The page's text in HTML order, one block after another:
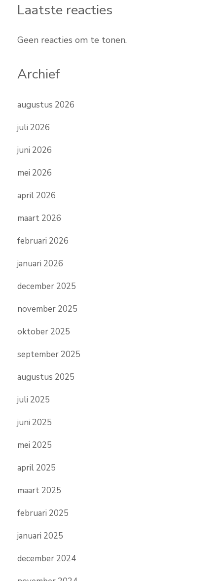
Laatste reacties
Geen reacties om te tonen.
Archief
augustus 2026
juli 2026
juni 2026
mei 2026
april 2026
maart 2026
februari 2026
januari 2026
december 2025
november 2025
oktober 2025
september 2025
augustus 2025
juli 2025
juni 2025
mei 2025
april 2025
maart 2025
februari 2025
januari 2025
december 2024